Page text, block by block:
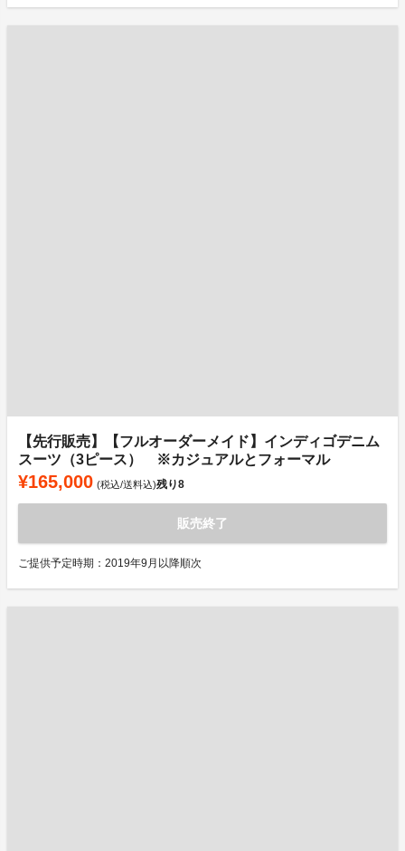
【先行販売】【フルオーダーメイド】インディゴデニム
スーツ（3ピース） ※カジュアルとフォーマル
¥165,000 (税込/送料込)残り8
販売終了
ご提供予定時期：2019年9月以降順次